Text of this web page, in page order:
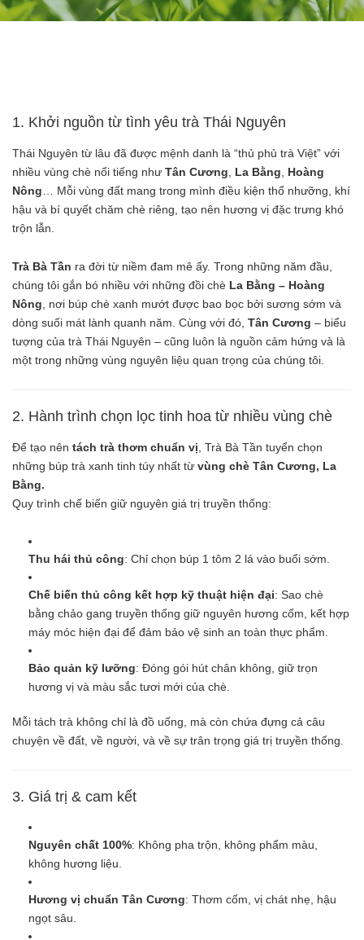
1. Khởi nguồn từ tình yêu trà Thái Nguyên
Thái Nguyên từ lâu đã được mệnh danh là “thủ phủ trà Việt” với
nhiều vùng chè nổi tiếng như Tân Cương, La Bằng, Hoàng
Nông… Mỗi vùng đất mang trong mình điều kiện thổ nhưỡng, khí
hậu và bí quyết chăm chè riêng, tạo nên hương vị đặc trưng khó
trộn lẫn.
Trà Bà Tần ra đời từ niềm đam mê ấy. Trong những năm đầu,
chúng tôi gắn bó nhiều với những đồi chè La Bằng – Hoàng
Nông, nơi búp chè xanh mướt được bao bọc bởi sương sớm và
dòng suối mát lành quanh năm. Cùng với đó, Tân Cương – biểu
tượng của trà Thái Nguyên – cũng luôn là nguồn cảm hứng và là
một trong những vùng nguyên liệu quan trọng của chúng tôi.
2. Hành trình chọn lọc tinh hoa từ nhiều vùng chè
Để tạo nên tách trà thơm chuẩn vị, Trà Bà Tần tuyển chọn
những búp trà xanh tinh túy nhất từ vùng chè Tân Cương, La
Bằng.
Quy trình chế biến giữ nguyên giá trị truyền thống:
Thu hái thủ công: Chỉ chọn búp 1 tôm 2 lá vào buổi sớm.
Chế biến thủ công kết hợp kỹ thuật hiện đại: Sao chè
bằng chảo gang truyền thống giữ nguyên hương cốm, kết hợp
máy móc hiện đại để đảm bảo vệ sinh an toàn thực phẩm.
Bảo quản kỹ lưỡng: Đóng gói hút chân không, giữ trọn
hương vị và màu sắc tươi mới của chè.
Mỗi tách trà không chỉ là đồ uống, mà còn chứa đựng cả câu
chuyện về đất, về người, và về sự trân trọng giá trị truyền thống.
3. Giá trị & cam kết
Nguyên chất 100%: Không pha trộn, không phẩm màu,
không hương liệu.
Hương vị chuẩn Tân Cương: Thơm cốm, vị chát nhẹ, hậu
ngọt sâu.